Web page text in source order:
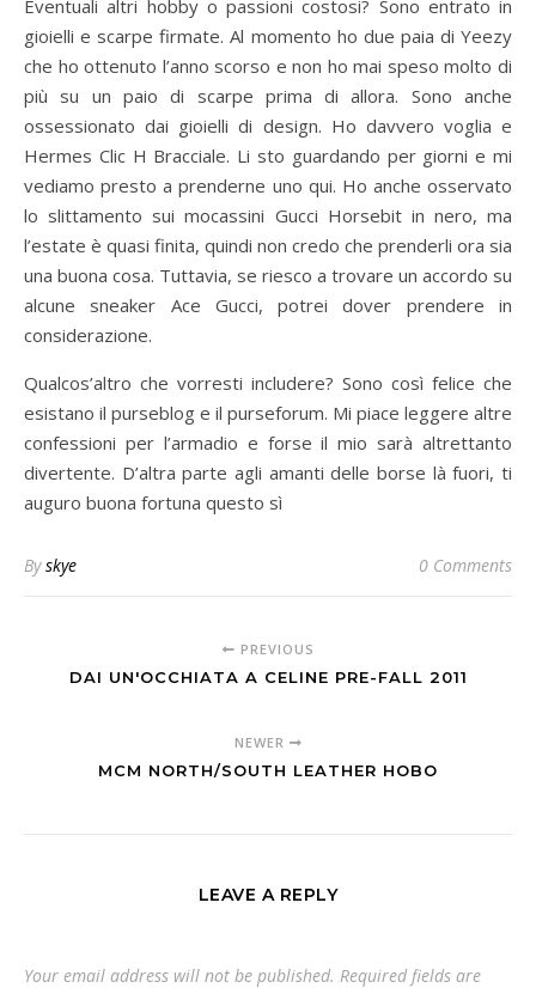
Eventuali altri hobby o passioni costosi? Sono entrato in
gioielli e scarpe firmate. Al momento ho due paia di Yeezy
che ho ottenuto l’anno scorso e non ho mai speso molto di
più su un paio di scarpe prima di allora. Sono anche
ossessionato dai gioielli di design. Ho davvero voglia e
Hermes Clic H Bracciale. Li sto guardando per giorni e mi
vediamo presto a prenderne uno qui. Ho anche osservato
lo slittamento sui mocassini Gucci Horsebit in nero, ma
l’estate è quasi finita, quindi non credo che prenderli ora sia
una buona cosa. Tuttavia, se riesco a trovare un accordo su
alcune sneaker Ace Gucci, potrei dover prendere in
considerazione.
Qualcos’altro che vorresti includere? Sono così felice che
esistano il purseblog e il purseforum. Mi piace leggere altre
confessioni per l’armadio e forse il mio sarà altrettanto
divertente. D’altra parte agli amanti delle borse là fuori, ti
auguro buona fortuna questo sì
Byskye 0 Comments
PREVIOUS
DAI UN'OCCHIATA A CELINE PRE-FALL 2011
NEWER
MCM NORTH/SOUTH LEATHER HOBO
LEAVE A REPLY
Your email address will not be published. Required fields are